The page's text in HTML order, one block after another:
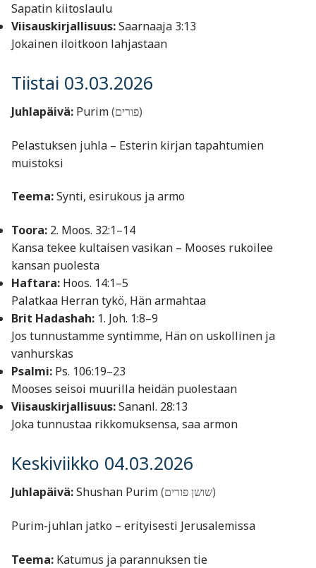
Sapatin kiitoslaulu
Viisauskirjallisuus:Saarnaaja 3:13
Jokainen iloitkoon lahjastaan
Tiistai 03.03.2026
Juhlapäivä: Purim (פורים)
Pelastuksen juhla – Esterin kirjan tapahtumien
muistoksi
Teema:Synti, esirukous ja armo
Toora: 2. Moos. 32:1–14
Kansa tekee kultaisen vasikan – Mooses rukoilee
kansan puolesta
Haftara: Hoos. 14:1–5
Palatkaa Herran tykö, Hän armahtaa
Brit Hadashah: 1. Joh. 1:8–9
Jos tunnustamme syntimme, Hän on uskollinen ja
vanhurskas
Psalmi: Ps. 106:19–23
Mooses seisoi muurilla heidän puolestaan
Viisauskirjallisuus:Sananl. 28:13
Joka tunnustaa rikkomuksensa, saa armon
Keskiviikko 04.03.2026
Juhlapäivä:Shushan Purim (שושן פורים)
Purim-juhlan jatko – erityisesti Jerusalemissa
Teema: Katumus ja parannuksen tie